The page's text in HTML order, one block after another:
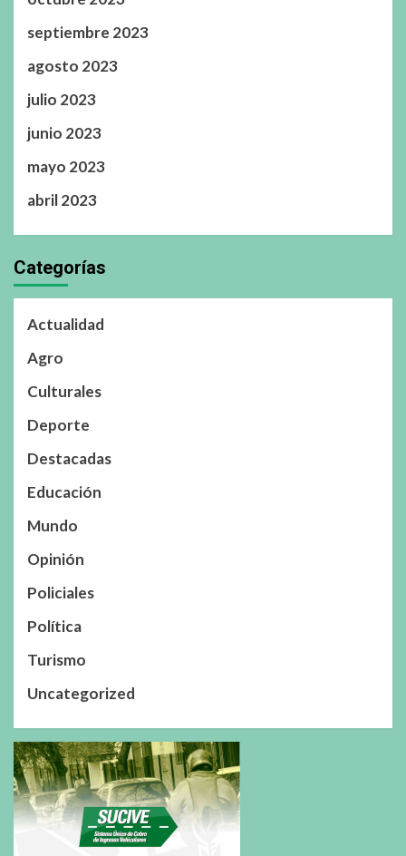
septiembre 2023
agosto 2023
julio 2023
junio 2023
mayo 2023
abril 2023
Categorías
Actualidad
Agro
Culturales
Deporte
Destacadas
Educación
Mundo
Opinión
Policiales
Política
Turismo
Uncategorized